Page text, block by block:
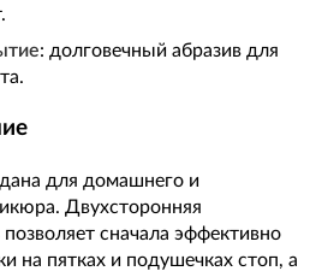
: долговечный абразив для
для домашнего и
Двухсторонняя
сначала эффективно
на пятках и подушечках стоп, а